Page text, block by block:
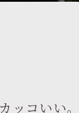
ッコいい